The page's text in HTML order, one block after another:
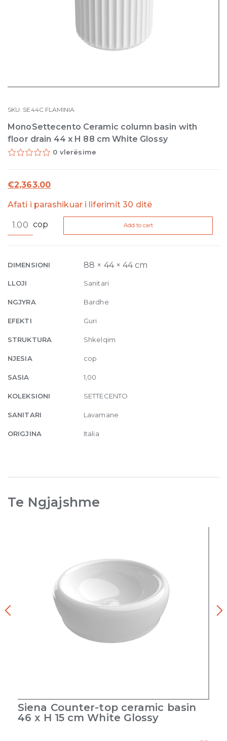
SKU: SE44C FLAMINIA
MonoSettecento Ceramic column basin with
floor drain 44 x H 88 cm White Glossy
0 vlerësime
€2,363.00
Afati i parashikuar i liferimit 30 ditë
MonoSettecento
Ceramic
with
drain
44
H
88
White
Glossy
cop Add to cart
DIMENSIONI 88 × 44 × 44 cm
LLOJI Sanitari
NGJYRA Bardhe
EFEKTI Guri
STRUKTURA Shkelqim
NJESIA cop
SASIA 1,00
KOLEKSIONI SETTECENTO
SANITARI Lavamane
ORIGJINA Italia
Te Ngjajshme
Siena Counter-top ceramic basin
46 x H 15 cm White Glossy